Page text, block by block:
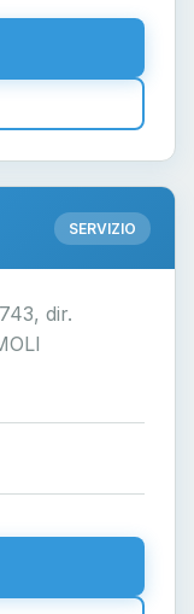
SERVIZIO
dir.